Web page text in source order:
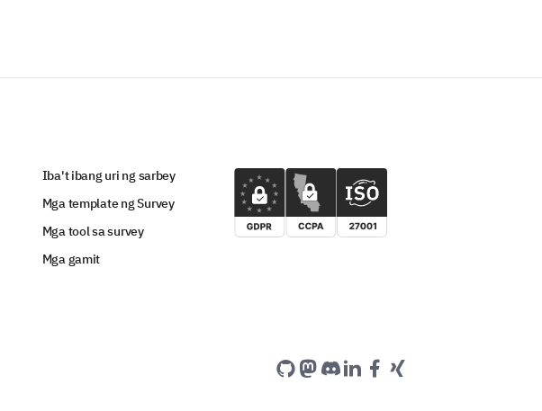
Iba't ibang uri ng sarbey
Mga template ng Survey
Mga tool sa survey
Mga gamit